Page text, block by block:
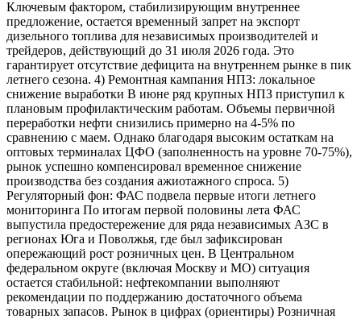
Ключевым фактором, стабилизирующим внутреннее
предложение, остается временный запрет на экспорт
дизельного топлива для независимых производителей и
трейдеров, действующий до 31 июля 2026 года. Это
гарантирует отсутствие дефицита на внутреннем рынке в пик
летнего сезона. 4) Ремонтная кампания НПЗ: локальное
снижение выработки В июне ряд крупных НПЗ приступил к
плановым профилактическим работам. Объемы первичной
переработки нефти снизились примерно на 4-5% по
сравнению с маем. Однако благодаря высоким остаткам на
оптовых терминалах ЦФО (заполненность на уровне 70-75%),
рынок успешно компенсировал временное снижение
производства без создания ажиотажного спроса. 5)
Регуляторный фон: ФАС подвела первые итоги летнего
мониторинга По итогам первой половины лета ФАС
выпустила предостережение для ряда независимых АЗС в
регионах Юга и Поволжья, где был зафиксирован
опережающий рост розничных цен. В Центральном
федеральном округе (включая Москву и МО) ситуация
остается стабильной: нефтекомпании выполняют
рекомендации по поддержанию достаточного объема
товарных запасов. Рынок в цифрах (ориентиры) Розничная